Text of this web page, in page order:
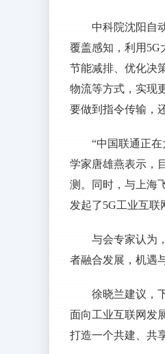
中科院沈阳自
覆盖感知，利用5G
节能减排、优化决
物流等方式，实现
要做到指令传输，
“中国联通正
学家唐雄燕表示，
测。同时，与上海
发起了5G工业互联
与会专家认为
者融合发展，机遇
徐晓兰建议，
面向工业互联网发
打造一个共建、共